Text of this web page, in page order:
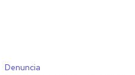
Denuncia